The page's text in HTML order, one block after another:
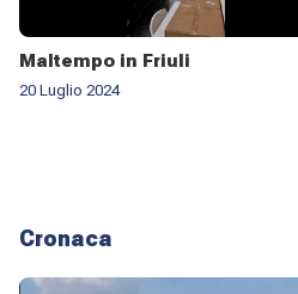
Maltempo in Friuli
20 Luglio 2024
Cronaca